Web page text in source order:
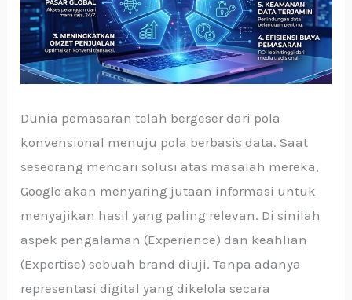
Dunia pemasaran telah bergeser dari pola
konvensional menuju pola berbasis data. Saat
seseorang mencari solusi atas masalah mereka,
Google akan menyaring jutaan informasi untuk
menyajikan hasil yang paling relevan. Di sinilah
aspek pengalaman (Experience) dan keahlian
(Expertise) sebuah brand diuji. Tanpa adanya
representasi digital yang dikelola secara